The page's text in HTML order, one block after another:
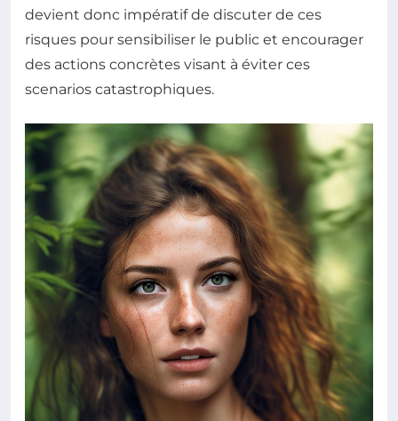
devient donc impératif de discuter de ces
risques pour sensibiliser le public et encourager
des actions concrètes visant à éviter ces
scenarios catastrophiques.